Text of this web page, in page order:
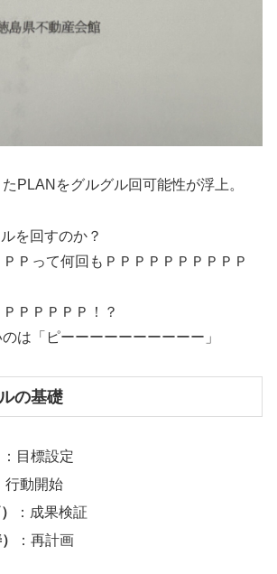
PLANをグルグル回可能性が浮上。
を回すのか？
Ｐって何回もＰＰＰＰＰＰＰＰＰＰ
ＰＰＰＰＰ！？
は「ピーーーーーーーーーー」
の基礎
：目標設定
行動開始
：成果検証
：再計画